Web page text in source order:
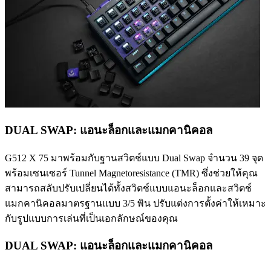
DUAL SWAP: แอนะล็อกและแมกคานิคอล
G512 X 75 มาพร้อมกับฐานสวิตช์แบบ Dual Swap จำนวน 39 จุด
พร้อมเซนเซอร์ Tunnel Magnetoresistance (TMR) ซึ่งช่วยให้คุณ
สามารถสลับปรับเปลี่ยนได้ทั้งสวิตช์แบบแอนะล็อกและสวิตช์
แมกคานิคอลมาตรฐานแบบ 3/5 พิน ปรับแต่งการตั้งค่าให้เหมาะ
กับรูปแบบการเล่นที่เป็นเอกลักษณ์ของคุณ
DUAL SWAP: แอนะล็อกและแมกคานิคอล